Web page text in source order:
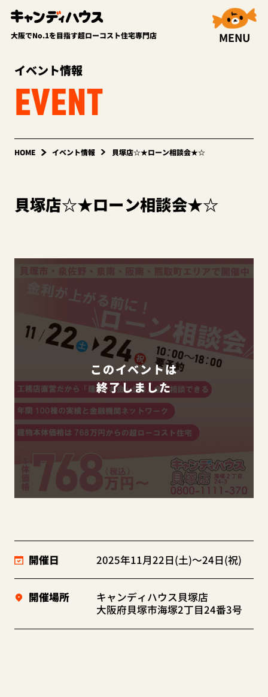
大阪でNo.1を目指す超ローコスト住宅専門店 MENU
イベント情報
EVENT
HOME イベント情報 貝塚店☆★ローン相談会★☆
貝塚店☆★ローン相談会★☆
このイベントは
終了しました
開催日 2025年11月22日(土)～24日(祝)
開催場所
キャンディハウス貝塚店
大阪府貝塚市海塚2丁目24番3号